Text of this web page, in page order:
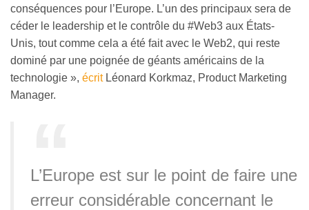
conséquences pour l’Europe. L’un des principaux sera de
céder le leadership et le contrôle du #Web3 aux États-
Unis, tout comme cela a été fait avec le Web2, qui reste
dominé par une poignée de géants américains de la
technologie », écritLéonard Korkmaz, Product Marketing
Manager.
L’Europe est sur le point de faire une
erreur considérable concernant le